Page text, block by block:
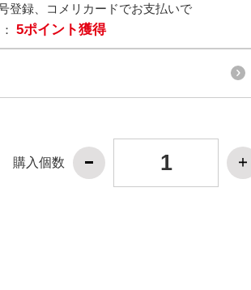
登録、コメリカードでお支払いで
5ポイント獲得
購入個数